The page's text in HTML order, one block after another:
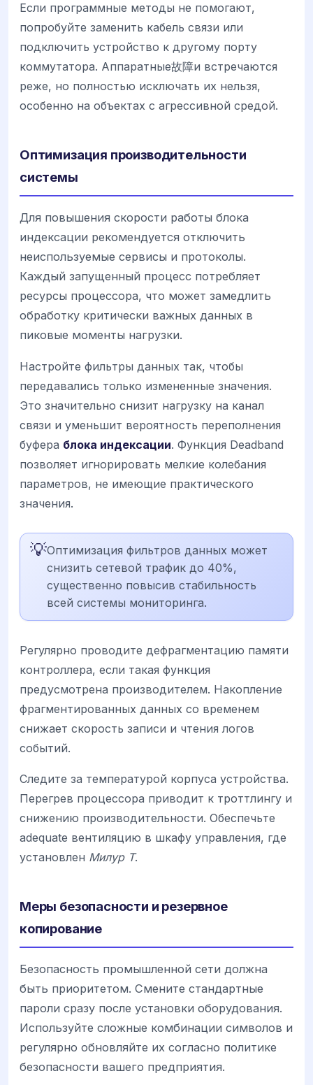
Если программные методы не помогают,
попробуйте заменить кабель связи или
подключить устройство к другому порту
коммутатора. Аппаратные故障и встречаются
реже, но полностью исключать их нельзя,
особенно на объектах с агрессивной средой.
Оптимизация производительности
системы
Для повышения скорости работы блока
индексации рекомендуется отключить
неиспользуемые сервисы и протоколы.
Каждый запущенный процесс потребляет
ресурсы процессора, что может замедлить
обработку критически важных данных в
пиковые моменты нагрузки.
Настройте фильтры данных так, чтобы
передавались только измененные значения.
Это значительно снизит нагрузку на канал
связи и уменьшит вероятность переполнения
буфера блока индексации. Функция Deadband
позволяет игнорировать мелкие колебания
параметров, не имеющие практического
значения.
💡Оптимизация фильтров данных может
снизить сетевой трафик до 40%,
существенно повысив стабильность
всей системы мониторинга.
Регулярно проводите дефрагментацию памяти
контроллера, если такая функция
предусмотрена производителем. Накопление
фрагментированных данных со временем
снижает скорость записи и чтения логов
событий.
Следите за температурой корпуса устройства.
Перегрев процессора приводит к троттлингу и
снижению производительности. Обеспечьте
adequate вентиляцию в шкафу управления, где
установлен Милур Т.
Меры безопасности и резервное
копирование
Безопасность промышленной сети должна
быть приоритетом. Смените стандартные
пароли сразу после установки оборудования.
Используйте сложные комбинации символов и
регулярно обновляйте их согласно политике
безопасности вашего предприятия.